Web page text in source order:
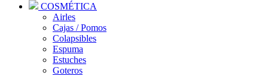
COSMÉTICA
Airles
Cajas / Pomos
Colapsibles
Espuma
Estuches
Goteros